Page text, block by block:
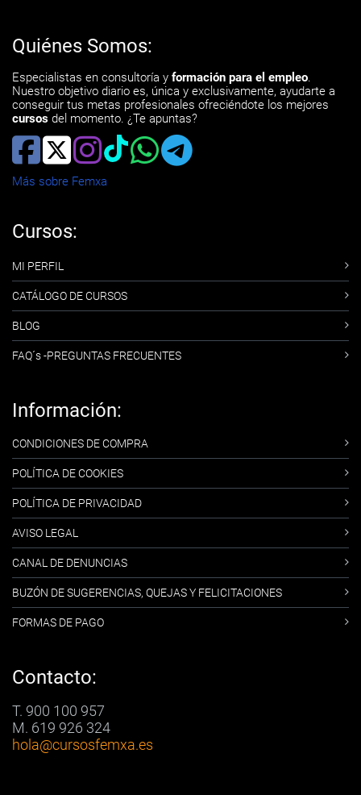
Quiénes Somos:
Especialistas en consultoría y formación para el empleo.
Nuestro objetivo diario es, única y exclusivamente, ayudarte a
conseguir tus metas profesionales ofreciéndote los mejores
cursos del momento. ¿Te apuntas?
Más sobre Femxa
Cursos:
MI PERFIL
CATÁLOGO DE CURSOS
BLOG
FAQ´s -PREGUNTAS FRECUENTES
Información:
CONDICIONES DE COMPRA
POLÍTICA DE COOKIES
POLÍTICA DE PRIVACIDAD
AVISO LEGAL
CANAL DE DENUNCIAS
BUZÓN DE SUGERENCIAS, QUEJAS Y FELICITACIONES
FORMAS DE PAGO
Contacto:
T. 900 100 957
M. 619 926 324
hola@cursosfemxa.es